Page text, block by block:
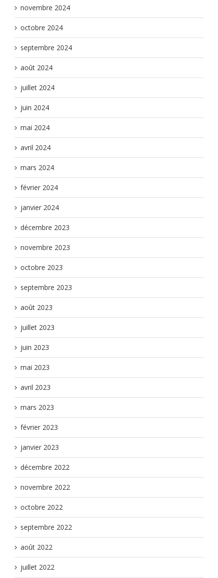
novembre 2024
octobre 2024
septembre 2024
août 2024
juillet 2024
juin 2024
mai 2024
avril 2024
mars 2024
février 2024
janvier 2024
décembre 2023
novembre 2023
octobre 2023
septembre 2023
août 2023
juillet 2023
juin 2023
mai 2023
avril 2023
mars 2023
février 2023
janvier 2023
décembre 2022
novembre 2022
octobre 2022
septembre 2022
août 2022
juillet 2022